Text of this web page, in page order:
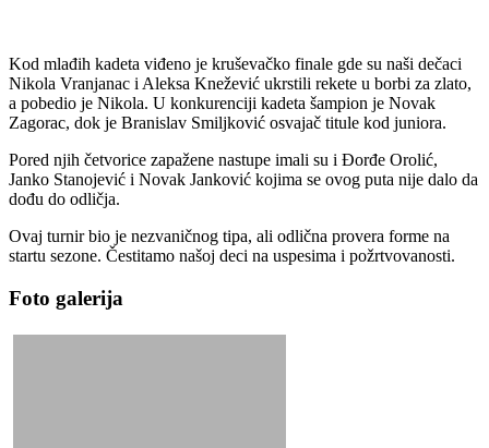
Kod mlađih kadeta viđeno je kruševačko finale gde su naši dečaci
Nikola Vranjanac i Aleksa Knežević ukrstili rekete u borbi za zlato,
a pobedio je Nikola. U konkurenciji kadeta šampion je Novak
Zagorac, dok je Branislav Smiljković osvajač titule kod juniora.
Pored njih četvorice zapažene nastupe imali su i Đorđe Orolić,
Janko Stanojević i Novak Janković kojima se ovog puta nije dalo da
dođu do odličja.
Ovaj turnir bio je nezvaničnog tipa, ali odlična provera forme na
startu sezone. Čestitamo našoj deci na uspesima i požrtvovanosti.
Foto galerija